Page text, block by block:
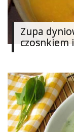
Moda
Zakupy
Porady
ekspertów
Strefa
Blogerek
Zupa
czosnkiem